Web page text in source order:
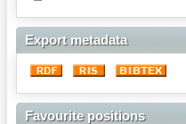
Export metadata
Favourite positions